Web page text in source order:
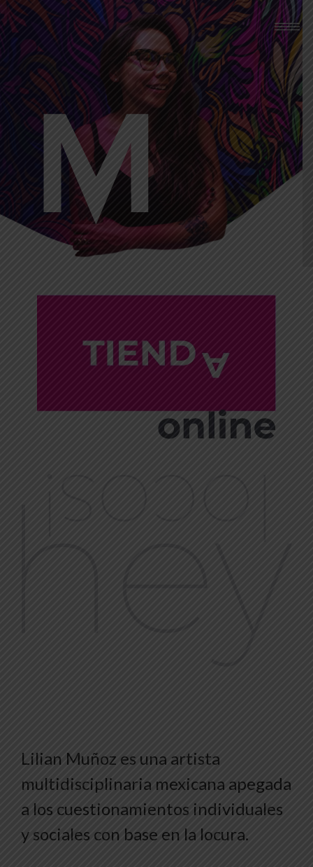
Lilian Muñoz es una artista
multidisciplinaria mexicana apegada
a los cuestionamientos individuales
y sociales con base en la locura.